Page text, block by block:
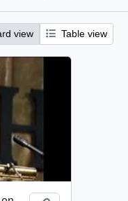
view Table view